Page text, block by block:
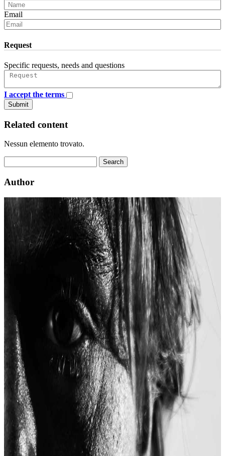
Email
Request
Specific requests, needs and questions
I accept the terms
Submit
Related content
Nessun elemento trovato.
Author